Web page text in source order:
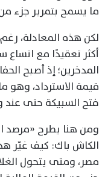
ما يسمح بتمرير جزء
لكن هذه المعادلة،
أكثر تعقيدًا مع اتساع
المدخرين؛ إذ أصبح
قيمة الاسترداد،
فتح السبيكة حتى عند
ومن هنا يطرح «مرصد
الكاش باك: كيف غيّر
مصر، ومتى يتحول